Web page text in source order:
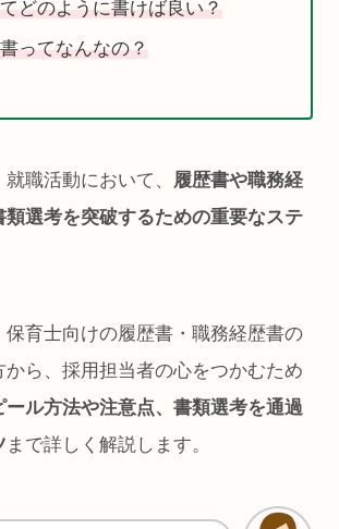
どのように書けば良い？
ってなんなの？
職活動において、 履歴書や職務経
類選考を突破するための重要なステ
保育士向けの履歴書・職務経歴書の
ら、採用担当者の心をつかむため
ール方法や注意点、書類選考を通過
まで詳しく解説します。